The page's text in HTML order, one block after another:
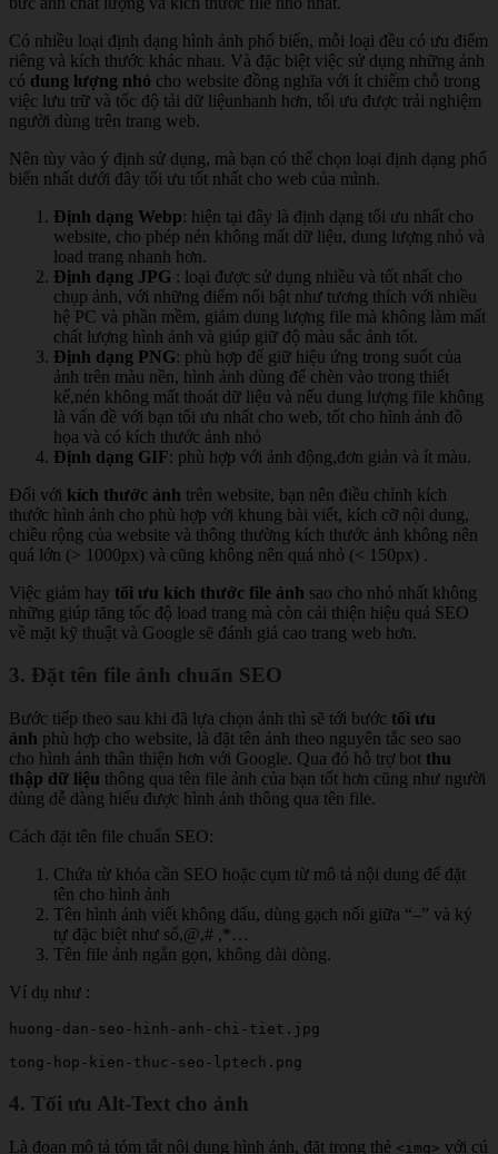
Có nhiều loại định dạng hình ảnh phổ biến, mỗi loại đều có ưu điểm
riêng và kích thước khác nhau. Và đặc biệt việc sử dụng những ảnh
có dung lượng nhỏ cho website đồng nghĩa với ít chiếm chỗ trong
việc lưu trữ và tốc độ tải dữ liệunhanh hơn, tối ưu được trải nghiệm
người dùng trên trang web.
Nên tùy vào ý định sử dụng, mà bạn có thể chọn loại định dạng phổ
biến nhất dưới đây tối ưu tốt nhất cho web của mình.
Định dạng Webp: hiện tại đây là định dạng tối ưu nhất cho
website, cho phép nén không mất dữ liệu, dung lượng nhỏ và
load trang nhanh hơn.
Định dạng JPG : loại được sử dụng nhiều và tốt nhất cho
chụp ảnh, với những điểm nổi bật như tương thích với nhiều
hệ PC và phần mềm, giảm dung lượng file mà không làm mất
chất lượng hình ảnh và giúp giữ độ màu sắc ảnh tốt.
Định dạng PNG: phù hợp để giữ hiệu ứng trong suốt của
ảnh trên màu nền, hình ảnh dùng để chèn vào trong thiết
kế,nén không mất thoát dữ liệu và nếu dung lượng file không
là vấn đề với bạn tối ưu nhất cho web, tốt cho hình ảnh đồ
họa và có kích thước ảnh nhỏ
Định dạng GIF: phù hợp với ảnh động,đơn giản và ít màu.
Đối với kích thước ảnh trên website, bạn nên điều chỉnh kích
thước hình ảnh cho phù hợp với khung bài viết, kích cỡ nội dung,
chiều rộng của website và thông thường kích thước ảnh không nên
quá lớn (> 1000px) và cũng không nên quá nhỏ (< 150px) .
Việc giảm hay tối ưu kích thước file ảnh sao cho nhỏ nhất không
những giúp tăng tốc độ load trang mà còn cải thiện hiệu quả SEO
về mặt kỹ thuật và Google sẽ đánh giá cao trang web hơn.
3. Đặt tên file ảnh chuẩn SEO
Bước tiếp theo sau khi đã lựa chọn ảnh thì sẽ tới bước tối ưu
ảnh phù hợp cho website, là đặt tên ảnh theo nguyên tắc seo sao
cho hình ảnh thân thiện hơn với Google. Qua đó hỗ trợ bot thu
thập dữ liệu thông qua tên file ảnh của bạn tốt hơn cũng như người
dùng dễ dàng hiểu được hình ảnh thông qua tên file.
Cách đặt tên file chuẩn SEO:
Chứa từ khóa cần SEO hoặc cụm từ mô tả nội dung để đặt
tên cho hình ảnh
Tên hình ảnh viết không dấu, dùng gạch nối giữa “–” và ký
tự đặc biệt như số,@,# ,*…
Tên file ảnh ngắn gọn, không dài dòng.
Ví dụ như :
huong-dan-seo-hinh-anh-chi-tiet.jpg
tong-hop-kien-thuc-seo-lptech.png
4. Tối ưu Alt-Text cho ảnh
Là đoạn mô tả tóm tắt nội dung hình ảnh, đặt trong thẻ <img> với cú